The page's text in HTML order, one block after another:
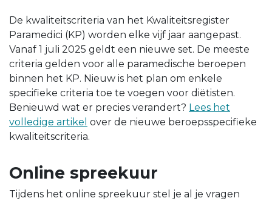
De kwaliteitscriteria van het Kwaliteitsregister
Paramedici (KP) worden elke vijf jaar aangepast.
Vanaf 1 juli 2025 geldt een nieuwe set. De meeste
criteria gelden voor alle paramedische beroepen
binnen het KP. Nieuw is het plan om enkele
specifieke criteria toe te voegen voor diëtisten.
Benieuwd wat er precies verandert? Lees het
volledige artikel over de nieuwe beroepsspecifieke
kwaliteitscriteria.
Online spreekuur
Tijdens het online spreekuur stel je al je vragen